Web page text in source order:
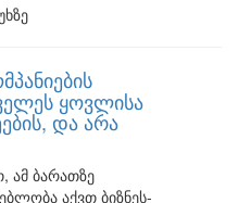
ყოვლისა
და არა
ამ ბარათზე
აქვთ ბიზნეს-